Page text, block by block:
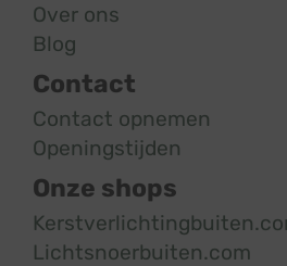
Over ons
Blog
Contact
Contact opnemen
Openingstijden
Onze shops
Lichtsnoerbuiten.com